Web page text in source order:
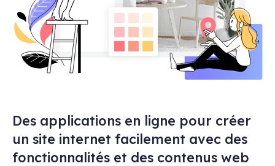
Des applications en ligne pour créer
un site internet facilement avec des
fonctionnalités et des contenus web